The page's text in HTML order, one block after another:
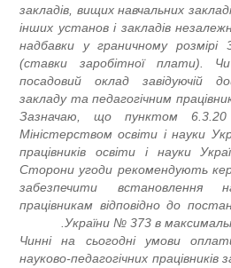
закладів, вищих навчальних
інших установ і закладів
надбавки у граничному розмірі
(ставки заробітної плати).
посадовий оклад завідуючій
закладу та педагогічним
Зазначаю, що пунктом 6.3.20
Міністерством освіти і науки
працівників освіти і науки
Сторони угоди рекомендують
забезпечити встановлення
працівникам відповідно до
України № 373 в
Чинні на сьогодні умови
науково-педагогічних працівників